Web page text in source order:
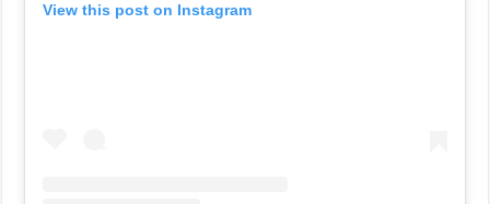
View this post on Instagram